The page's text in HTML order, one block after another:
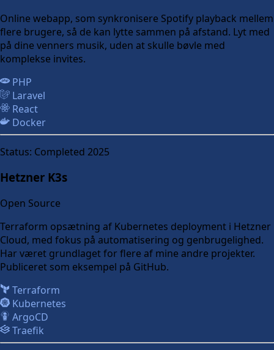
Online webapp, som synkronisere Spotify playback mellem
flere brugere, så de kan lytte sammen på afstand. Lyt med
på dine venners musik, uden at skulle bøvle med
komplekse invites.
PHP
Laravel
React
Docker
Status: Completed 2025
Hetzner K3s
Open Source
Terraform opsætning af Kubernetes deployment i Hetzner
Cloud, med fokus på automatisering og genbrugelighed.
Har været grundlaget for flere af mine andre projekter.
Publiceret som eksempel på GitHub.
Terraform
Kubernetes
ArgoCD
Traefik